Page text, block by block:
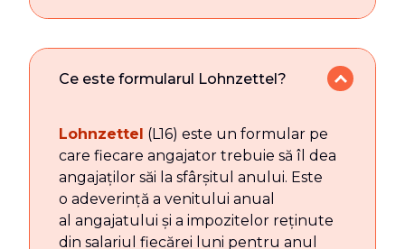
Ce este formularul Lohnzettel?
Lohnzettel (L16) este un formular pe
care fiecare angajator trebuie să îl dea
angajaților săi la sfârșitul anului. Este
o adeverință a venitului anual
al angajatului și a impozitelor reținute
din salariul fiecărei luni pentru anul